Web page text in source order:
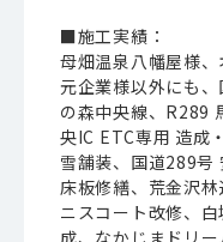
■施工実績：
母畑温泉八幡屋様
元企業様以外にも
の森中央線、R289
央IC ETC専用 造成
雪舗装、国道289号
床板修繕、荒金沢
ニスコート改修、